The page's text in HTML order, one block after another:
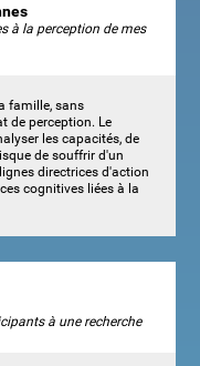
à la perception de mes
famille, sans
de perception. Le
les capacités, de
de souffrir d'un
directrices d'action
cognitives liées à la
à une recherche